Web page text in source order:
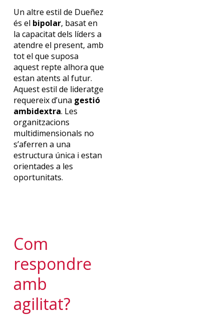
Un altre estil de Dueñez
és el bipolar, basat en
la capacitat dels líders a
atendre el present, amb
tot el que suposa
aquest repte alhora que
estan atents al futur.
Aquest estil de lideratge
requereix d’una gestió
ambidextra. Les
organitzacions
multidimensionals no
s’aferren a una
estructura única i estan
orientades a les
oportunitats.
Com
respondre
amb
agilitat?